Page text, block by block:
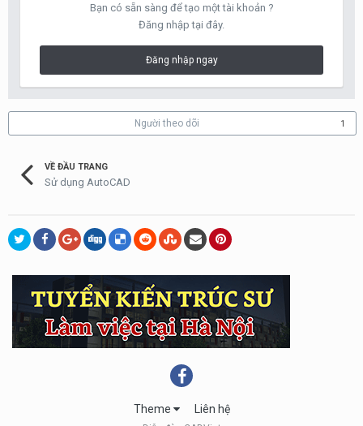
Bạn có sẵn sàng để tạo một tài khoản ?
Đăng nhập tại đây.
Đăng nhập ngay
Người theo dõi 1
VỀ ĐẦU TRANG
Sử dụng AutoCAD
Theme Liên hệ